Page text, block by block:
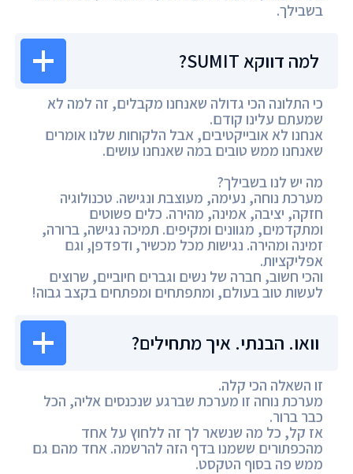
בשבילך.
למה דווקא SUMIT?
כי התלונה הכי גדולה שאנחנו מקבלים, זה למה לא
שמעתם עלינו קודם.
אנחנו לא אובייקטיבים, אבל הלקוחות שלנו אומרים
שאנחנו ממש טובים במה שאנחנו עושים.
מה יש לנו בשבילך?
מערכת נוחה, נעימה, מעוצבת ונגישה. טכנולוגיה
חזקה, יציבה, אמינה, מהירה. כלים פשוטים
ומתקדמים, מגוונים ומקיפים. תמיכה נגישה, ברורה,
זמינה ומהירה. נגישות מכל מכשיר, ודפדפן, וגם
אפליקציות.
והכי חשוב, חברה של נשים וגברים חיוביים, שרוצים
לעשות טוב בעולם, ומתפתחים ומפתחים בקצב גבוה!
וואו. הבנתי. איך מתחילים?
זו השאלה הכי קלה.
מערכת נוחה זו מערכת שברגע שנכנסים אליה, הכל
כבר ברור.
אז קל, כל מה שנשאר לך זה ללחוץ על אחד
מהכפתורים ששמנו בדף הזה להרשמה. אחד מהם גם
ממש פה בסוף הטקסט.